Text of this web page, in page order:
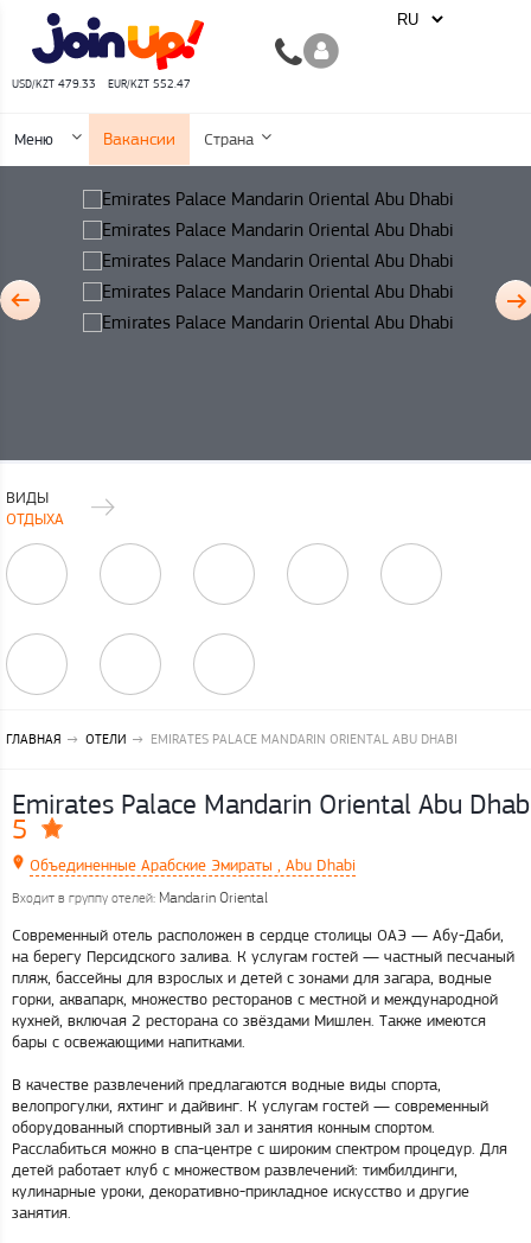
USD/KZT 479.33 EUR/KZT 552.47
Меню Вакансии Страна
ВИДЫ
ОТДЫХА
ГЛАВНАЯ ОТЕЛИ EMIRATES PALACE MANDARIN ORIENTAL ABU DHABI
Emirates Palace Mandarin Oriental Abu
5
Объединенные Арабские Эмираты , Abu Dhabi
Входит в группу отелей: Mandarin Oriental
Современный отель расположен в сердце столицы ОАЭ — Абу-Даби,
на берегу Персидского залива. К услугам гостей — частный песчаный
пляж, бассейны для взрослых и детей с зонами для загара, водные
горки, аквапарк, множество ресторанов с местной и международной
кухней, включая 2 ресторана со звёздами Мишлен. Также имеются
бары с освежающими напитками.
В качестве развлечений предлагаются водные виды спорта,
велопрогулки, яхтинг и дайвинг. К услугам гостей — современный
оборудованный спортивный зал и занятия конным спортом.
Расслабиться можно в спа-центре с широким спектром процедур. Для
детей работает клуб с множеством развлечений: тимбилдинги,
кулинарные уроки, декоративно-прикладное искусство и другие
занятия.